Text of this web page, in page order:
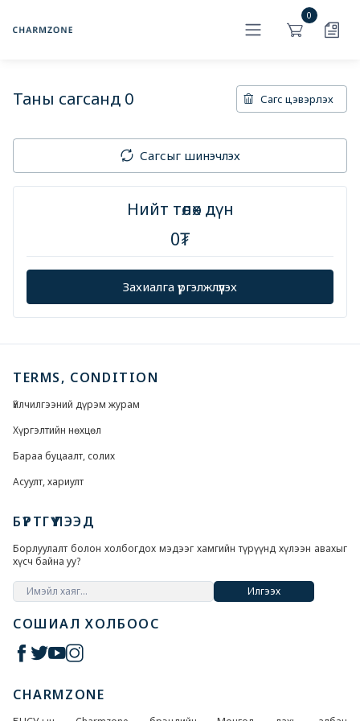
0
Таны сагсанд 0 Сагс цэвэрлэх
Сагсыг шинэчлэх
Нийт төлөх дүн
0₮
Захиалга үргэлжлүүлэх
TERMS, CONDITION
Үйлчилгээний дүрэм журам
Хүргэлтийн нөхцөл
Бараа буцаалт, солих
Асуулт, хариулт
БҮРТГҮҮЛЭЭД
Борлуулалт болон холбогдох мэдээг хамгийн түрүүнд хүлээн авахыг
хүсч байна уу?
Илгээх
СОШИАЛ ХОЛБООС
CHARMZONE